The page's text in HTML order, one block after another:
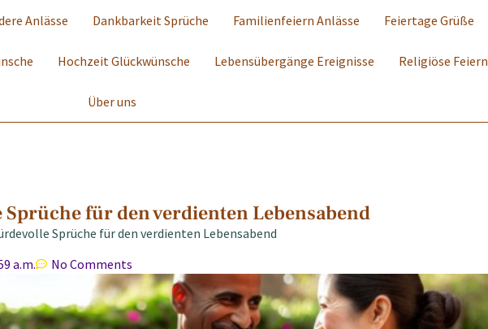
Anlässe Dankbarkeit Sprüche Familienfeiern Anlässe Feiertage Grüße
Hochzeit Glückwünsche Lebensübergänge Ereignisse Religiöse Feiern
Über uns
für den verdienten Lebensabend
Sprüche für den verdienten Lebensabend
a.m. No Comments